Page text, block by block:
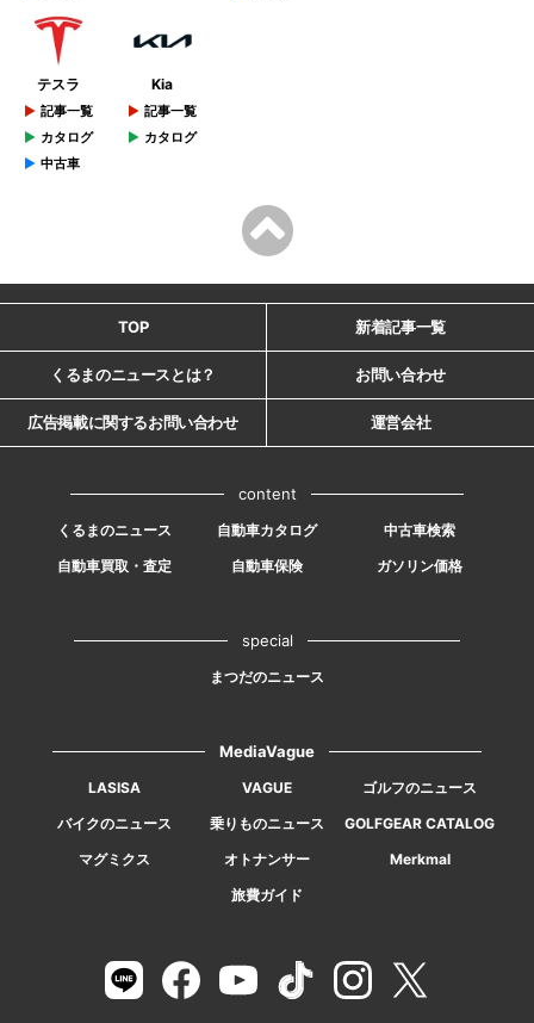
テスラ
記事一覧
カタログ
中古車
Kia
記事一覧
カタログ
TOP 新着記事一覧
くるまのニュースとは？ お問い合わせ
広告掲載に関するお問い合わせ 運営会社
content
くるまのニュース 自動車カタログ
中古車検索
自動車買取・査定
自動車保険 ガソリン価格
special
まつだのニュース
MediaVague
LASISA VAGUE
ゴルフのニュース
バイクのニュース
乗りものニュース
GOLFGEAR CATALOG
マグミクス
オトナンサー
Merkmal
旅費ガイド